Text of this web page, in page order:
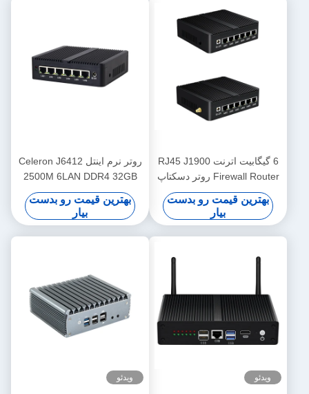
6 گیگابیت اترنت RJ45 J1900
Firewall Router روتر دسکتاپ
اوبونتو با وای فای
بهترین قیمت رو بدست
بیار
روتر نرم اینتل Celeron J6412
2500M 6LAN DDR4 32GB
HD Display مینی پی سی
بهترین قیمت رو بدست
بیار
ویدئو ویدئو